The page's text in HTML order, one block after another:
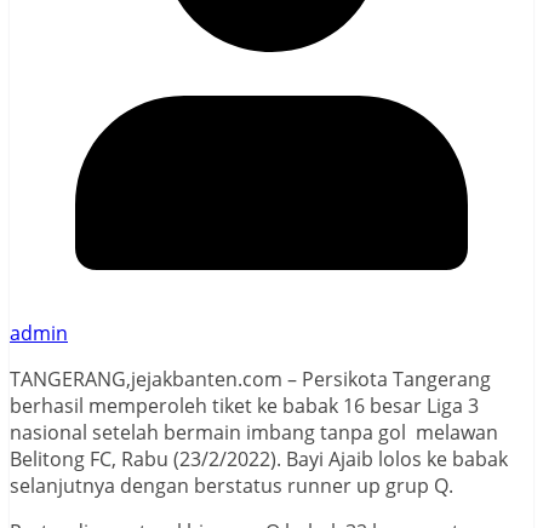
admin
TANGERANG,jejakbanten.com – Persikota Tangerang
berhasil memperoleh tiket ke babak 16 besar Liga 3
nasional setelah bermain imbang tanpa gol melawan
Belitong FC, Rabu (23/2/2022). Bayi Ajaib lolos ke babak
selanjutnya dengan berstatus runner up grup Q.